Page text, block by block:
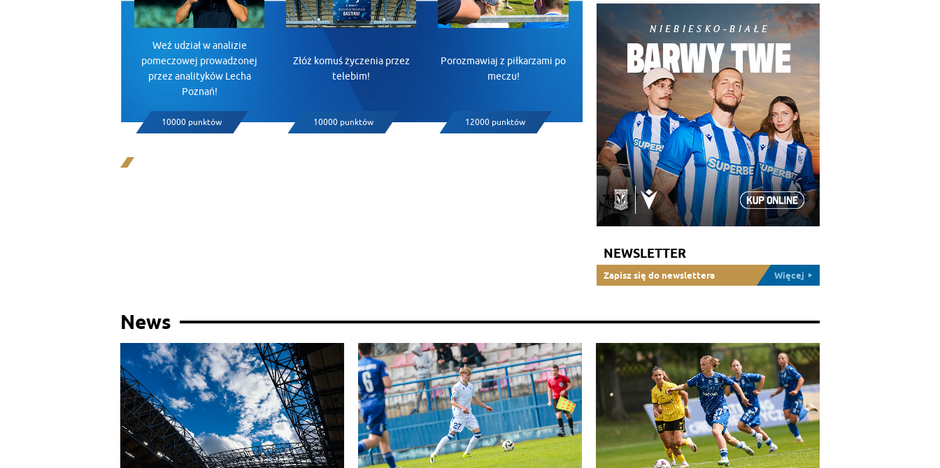
Weź udział w analizie
pomeczowej prowadzonej
przez analityków Lecha
Poznań!
10000 punktów
Złóż komuś życzenia przez
telebim!
10000 punktów
Porozmawiaj z piłkarzami po
meczu!
12000 punktów
NEWSLETTER
Zapisz się do newslettera Więcej
News